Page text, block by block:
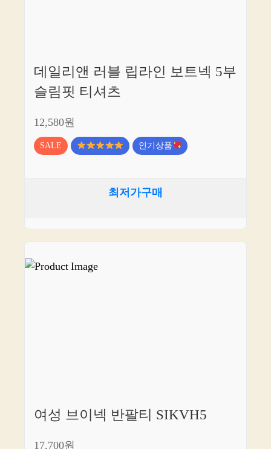
데일리앤 러블 립라인 보트넥 5부
슬림핏 티셔츠
12,580원
SALE 인기상품
최저가구매
여성 브이넥 반팔티 SIKVH5
17,700원